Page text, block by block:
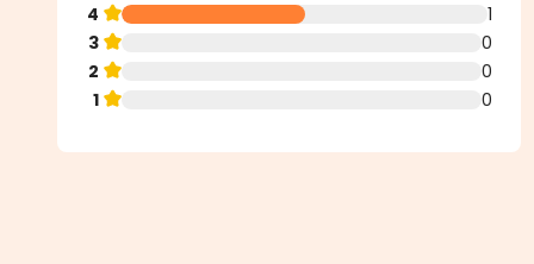
4
1
3
0
2
0
1
0